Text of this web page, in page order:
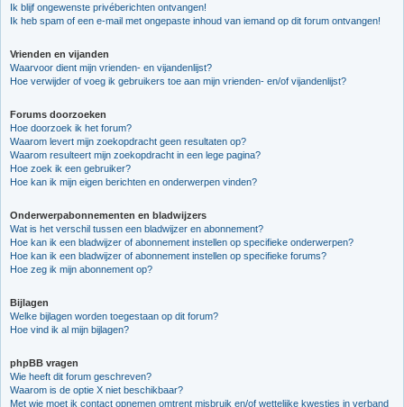
Ik blijf ongewenste privéberichten ontvangen!
Ik heb spam of een e-mail met ongepaste inhoud van iemand op dit forum ontvangen!
Vrienden en vijanden
Waarvoor dient mijn vrienden- en vijandenlijst?
Hoe verwijder of voeg ik gebruikers toe aan mijn vrienden- en/of vijandenlijst?
Forums doorzoeken
Hoe doorzoek ik het forum?
Waarom levert mijn zoekopdracht geen resultaten op?
Waarom resulteert mijn zoekopdracht in een lege pagina?
Hoe zoek ik een gebruiker?
Hoe kan ik mijn eigen berichten en onderwerpen vinden?
Onderwerpabonnementen en bladwijzers
Wat is het verschil tussen een bladwijzer en abonnement?
Hoe kan ik een bladwijzer of abonnement instellen op specifieke onderwerpen?
Hoe kan ik een bladwijzer of abonnement instellen op specifieke forums?
Hoe zeg ik mijn abonnement op?
Bijlagen
Welke bijlagen worden toegestaan op dit forum?
Hoe vind ik al mijn bijlagen?
phpBB vragen
Wie heeft dit forum geschreven?
Waarom is de optie X niet beschikbaar?
Met wie moet ik contact opnemen omtrent misbruik en/of wettelijke kwesties in verband